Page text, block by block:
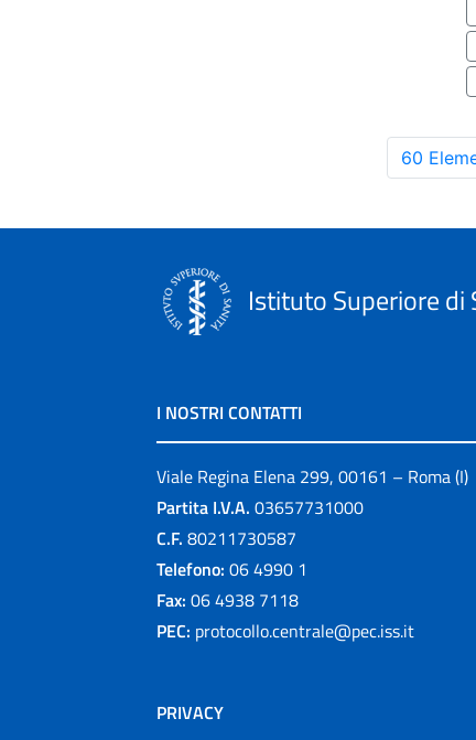
60
Istituto Superiore di
I NOSTRI CONTATTI
Viale Regina Elena 299, 00161 – Roma (I)
Partita I.V.A. 03657731000
C.F. 80211730587
Telefono: 06 4990 1
Fax: 06 4938 7118
PEC: protocollo.centrale@pec.iss.it
PRIVACY